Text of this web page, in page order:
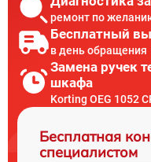
ремонт по
Бесплатный
в день обращения
Замена ручек
шкафа
Korting OEG 1052
Бесплатная
специалистом